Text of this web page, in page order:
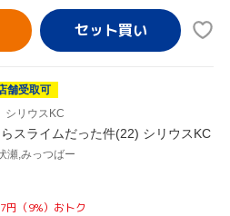
舗受取可
シリウスKC
スライムだった件(22) シリウスKC
瀬,みっつばー
円（9%）おトク